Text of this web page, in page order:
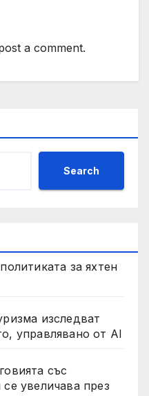
a comment.
Search
за яхтен
изследват
управлявано от AI
със
увеличава през